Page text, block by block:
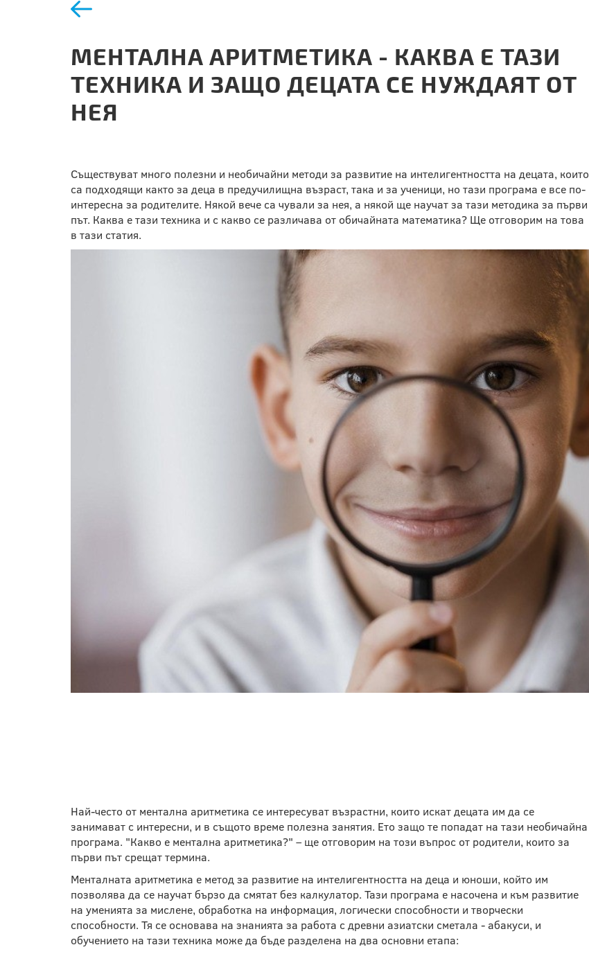
МЕНТАЛНА АРИТМЕТИКА - КАКВА Е ТАЗИ
ТЕХНИКА И ЗАЩО ДЕЦАТА СЕ НУЖДАЯТ ОТ
НЕЯ
Съществуват много полезни и необичайни методи за развитие на интелигентността на децата, които
са подходящи както за деца в предучилищна възраст, така и за ученици, но тази програма е все по-
интересна за родителите. Някой вече са чували за нея, а някой ще научат за тази методика за първи
път. Каква е тази техника и с какво се различава от обичайната математика? Ще отговорим на това
в тази статия.
Най-често от ментална аритметика се интересуват възрастни, които искат децата им да се
занимават с интересни, и в същото време полезна занятия. Ето защо те попадат на тази необичайна
програма. "Какво е ментална аритметика?" – ще отговорим на този въпрос от родители, които за
първи път срещат термина.
Менталната аритметика е метод за развитие на интелигентността на деца и юноши, който им
позволява да се научат бързо да смятат без калкулатор. Тази програма е насочена и към развитие
на уменията за мислене, обработка на информация, логически способности и творчески
способности. Тя се основава на знанията за работа с древни азиатски сметала - абакуси, и
обучението на тази техника може да бъде разделена на два основни етапа: